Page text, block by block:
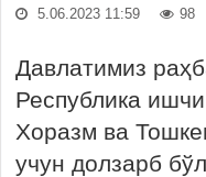
5.06.2023 11:59 98
Давлатимиз
Республика
Хоразм ва
учун долзарб